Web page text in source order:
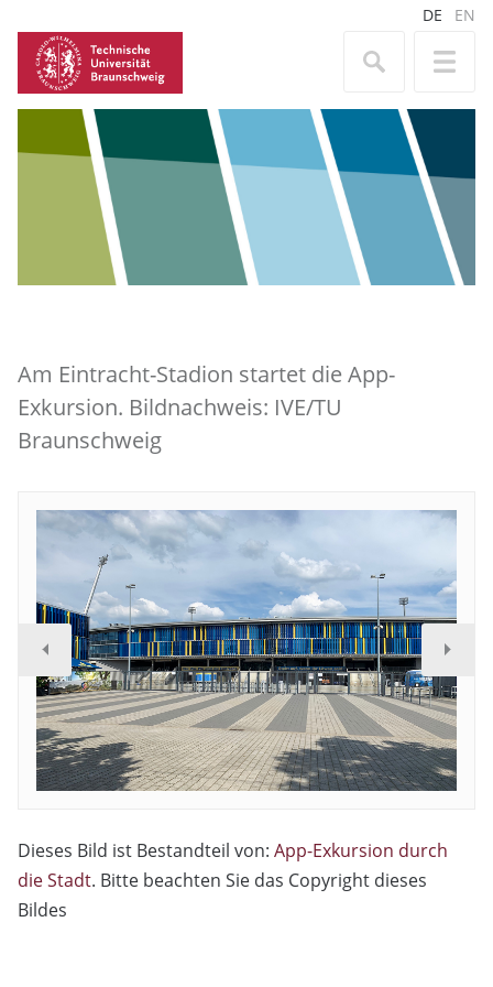
DE EN
Am Eintracht-Stadion startet die App-
Exkursion. Bildnachweis: IVE/TU
Braunschweig
Dieses Bild ist Bestandteil von: App-Exkursion durch
die Stadt. Bitte beachten Sie das Copyright dieses
Bildes